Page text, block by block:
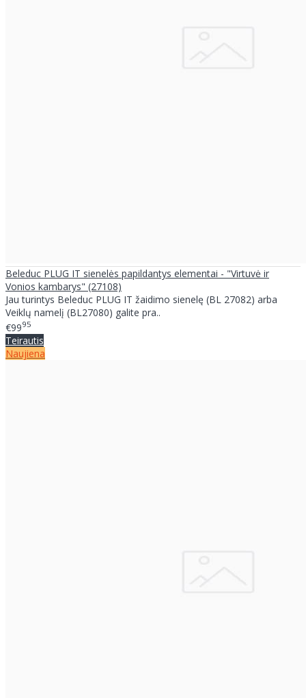
Beleduc PLUG IT sienelės papildantys elementai - "Virtuvė ir
Vonios kambarys" (27108)
Jau turintys Beleduc PLUG IT žaidimo sienelę (BL 27082) arba
Veiklų namelį (BL27080) galite pra..
€9995
Teirautis
Naujiena